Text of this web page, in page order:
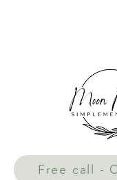
Free call -